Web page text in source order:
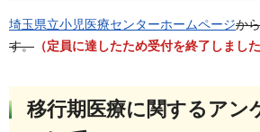
埼玉県立小児医療センターホームページか
す。 （定員に達したため受付を終了しました
移行期医療に関するアン